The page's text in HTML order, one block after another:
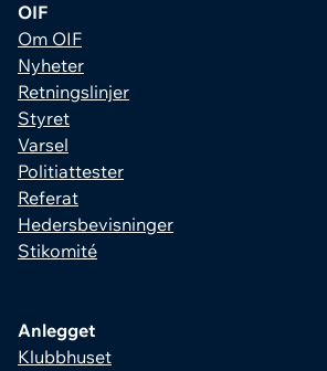
OIF
Om OIF
Nyheter
Retningslinjer
Styret
Varsel
Politiattester
Referat
Hedersbevisninger
Stikomité
Anlegget
Klubbhuset